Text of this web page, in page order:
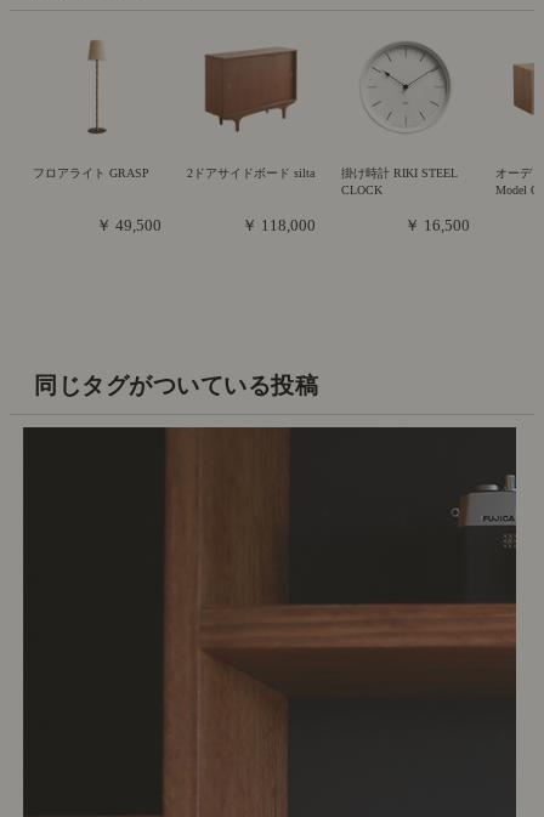
フロアライト GRASP
￥ 49,500
2ドアサイドボード silta
￥ 118,000
掛け時計 RIKI STEEL
CLOCK
￥ 16,500
オーデ
Model
同じタグがついている投稿